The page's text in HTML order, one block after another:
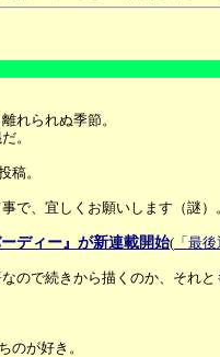
れられぬ季節。
。
稿。
で、宜しくお願いします（謎）
ディー』が新連載開始( 「最
で続きから描くのか、それと
のが好き。